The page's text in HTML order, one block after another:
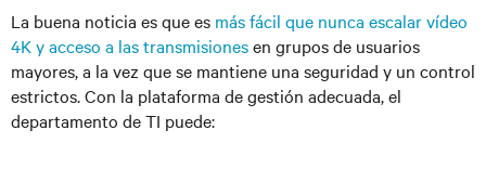
La buena noticia es que es más fácil que nunca escalar vídeo
4K y acceso a las transmisionesen grupos de usuarios
mayores, a la vez que se mantiene una seguridad y un control
estrictos. Con la plataforma de gestión adecuada, el
departamento de TI puede: